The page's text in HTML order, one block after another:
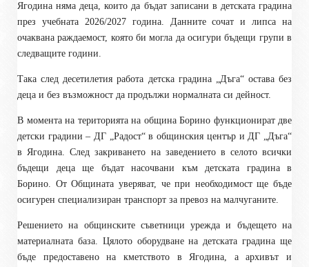
Ягодина няма деца, които да бъдат записани в детската градина
през учебната 2026/2027 година. Данните сочат и липса на
очаквана раждаемост, която би могла да осигури бъдещи групи в
следващите години.
Така след десетилетия работа детска градина „Дъга“ остава без
деца и без възможност да продължи нормалната си дейност.
В момента на територията на община Борино функционират две
детски градини – ДГ „Радост“ в общинския център и ДГ „Дъга“
в Ягодина. След закриването на заведението в селото всички
бъдещи деца ще бъдат насочвани към детската градина в
Борино. ОтОбщината уверяват, че при необходимост ще бъде
осигурен специализиран транспорт за превоз на малчуганите.
Решението на общинските съветници урежда и бъдещето на
материалната база. Цялото оборудване на детската градина ще
бъде предоставено на кметството в Ягодина, а архивът и